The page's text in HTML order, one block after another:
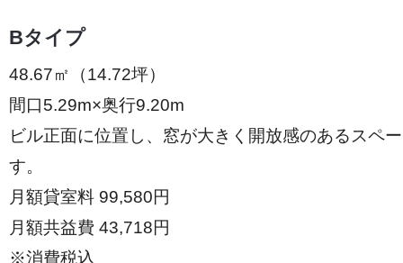
Bタイプ
48.67㎡（14.72坪）
間口5.29m×奥行9.20m
ビル正面に位置し、窓が大きく開放感のあるスペ
す。
月額貸室料 99,580円
月額共益費 43,718円
※消費税込